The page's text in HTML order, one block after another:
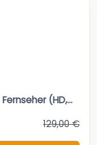
(HD,...
129,00 €